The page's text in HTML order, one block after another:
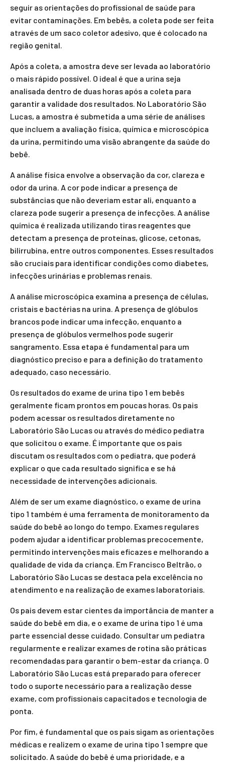
seguir as orientações do profissional de saúde para
evitar contaminações. Em bebês, a coleta pode ser feita
através de um saco coletor adesivo, que é colocado na
região genital.
Após a coleta, a amostra deve ser levada ao laboratório
o mais rápido possível. O ideal é que a urina seja
analisada dentro de duas horas após a coleta para
garantir a validade dos resultados. No Laboratório São
Lucas, a amostra é submetida a uma série de análises
que incluem a avaliação física, química e microscópica
da urina, permitindo uma visão abrangente da saúde do
bebê.
A análise física envolve a observação da cor, clareza e
odor da urina. A cor pode indicar a presença de
substâncias que não deveriam estar ali, enquanto a
clareza pode sugerir a presença de infecções. A análise
química é realizada utilizando tiras reagentes que
detectam a presença de proteínas, glicose, cetonas,
bilirrubina, entre outros componentes. Esses resultados
são cruciais para identificar condições como diabetes,
infecções urinárias e problemas renais.
A análise microscópica examina a presença de células,
cristais e bactérias na urina. A presença de glóbulos
brancos pode indicar uma infecção, enquanto a
presença de glóbulos vermelhos pode sugerir
sangramento. Essa etapa é fundamental para um
diagnóstico preciso e para a definição do tratamento
adequado, caso necessário.
Os resultados do exame de urina tipo 1 em bebês
geralmente ficam prontos em poucas horas. Os pais
podem acessar os resultados diretamente no
Laboratório São Lucas ou através do médico pediatra
que solicitou o exame. É importante que os pais
discutam os resultados com o pediatra, que poderá
explicar o que cada resultado significa e se há
necessidade de intervenções adicionais.
Além de ser um exame diagnóstico, o exame de urina
tipo 1 também é uma ferramenta de monitoramento da
saúde do bebê ao longo do tempo. Exames regulares
podem ajudar a identificar problemas precocemente,
permitindo intervenções mais eficazes e melhorando a
qualidade de vida da criança. Em Francisco Beltrão, o
Laboratório São Lucas se destaca pela excelência no
atendimento e na realização de exames laboratoriais.
Os pais devem estar cientes da importância de manter a
saúde do bebê em dia, e o exame de urina tipo 1 é uma
parte essencial desse cuidado. Consultar um pediatra
regularmente e realizar exames de rotina são práticas
recomendadas para garantir o bem-estar da criança. O
Laboratório São Lucas está preparado para oferecer
todo o suporte necessário para a realização desse
exame, com profissionais capacitados e tecnologia de
ponta.
Por fim, é fundamental que os pais sigam as orientações
médicas e realizem o exame de urina tipo 1 sempre que
solicitado. A saúde do bebê é uma prioridade, e a